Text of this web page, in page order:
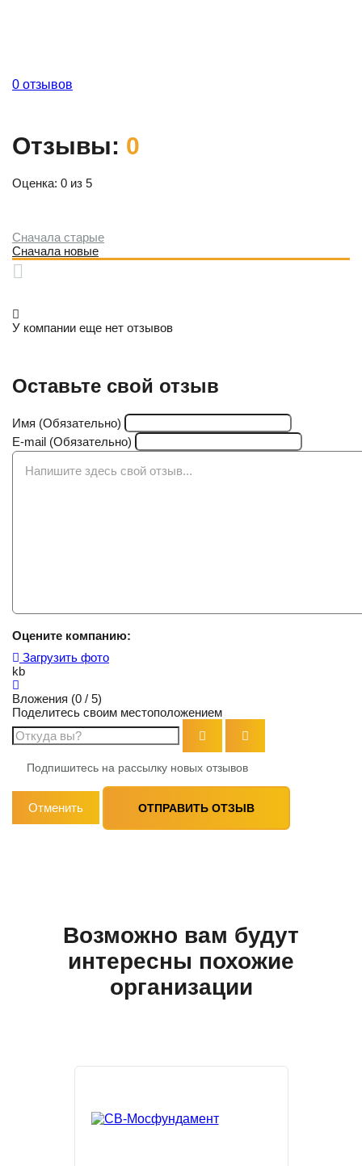
0 отзывов
Отзывы: 0
Оценка: 0 из 5
Сначала старые
Сначала новые
У компании еще нет отзывов
Оставьте свой отзыв
Имя (Обязательно)
E-mail (Обязательно)
Оцените компанию:
Загрузить фото
kb
Вложения (0 / 5)
Поделитесь своим местоположением
Подпишитесь на рассылку новых отзывов
Отменить ОТПРАВИТЬ ОТЗЫВ
Возможно вам будут
интересны похожие
организации